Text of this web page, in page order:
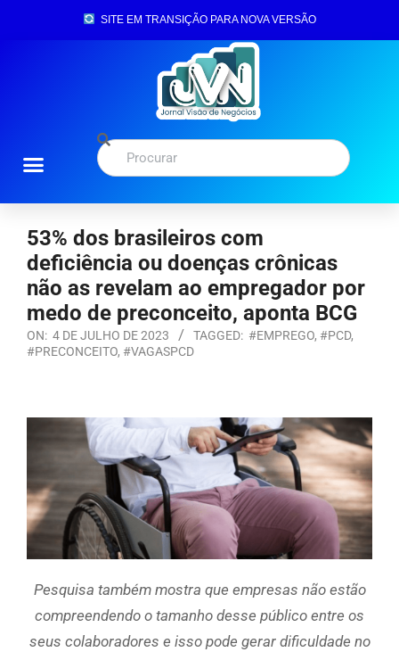
SITE EM TRANSIÇÃO PARA NOVA VERSÃO
53% dos brasileiros com
deficiência ou doenças crônicas
não as revelam ao empregador por
medo de preconceito, aponta BCG
ON: 4 DE JULHO DE 2023 TAGGED: #EMPREGO, #PCD,
#PRECONCEITO, #VAGASPCD
Pesquisa também mostra que empresas não estão
compreendendo o tamanho desse público entre os
seus colaboradores e isso pode gerar dificuldade no